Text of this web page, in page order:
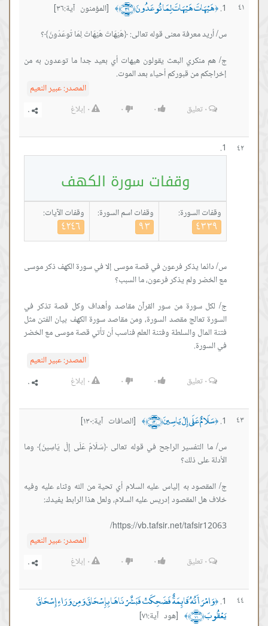
٤١ ﴿هَيْهَاتَ هَيْهَاتَ لِمَا تُوعَدُونَ ﴿٣٦﴾ ﴾
[المؤمنون آية:٣٦]
ج/ هم منكري البعث يقولون هيهات أي بعيد جدا ما توعدون به من
إخراجكم من قبوركم أحياء بعد الموت.
المصدر:عبير النعيم
٠تعليق ٠ ٠ ٠ إبلاغ
٤٢
وقفات سورة الكهف
وقفات السورة:
٤٣٣٩
وقفات اسم السورة:
٩٣
وقفات الآيات:
٤٢٤٦
س/ دائما يذكر فرعون في قصة موسى إلا في سورة الكهف ذكر موسى
ج/ لكل سورة من سور القرآن مقاصد وأهداف وكل قصة تذكر في
السورة تعالج مقصد السورة، ومن مقاصد سورة الكهف بيان الفتن مثل
فتنة المال والسلطة وفتنة العلم فناسب أن تأتي قصة موسى مع الخضر
في السورة.
المصدر:عبير النعيم
٠تعليق ٠ ٠ ٠ إبلاغ
٤٣ ﴿سَلَامٌ عَلَى إِلْ يَاسِينَ ﴿١٣٠﴾ ﴾
[الصافات آية:١٣٠]
س/ ما التفسير الراجح في قوله تعالى ﴿سَلَامٌ عَلَى إِلْ يَاسِينَ﴾ وما
ج/ المقصود به إلياس عليه السلام أي تحية من الله وثناء عليه وفيه
https://vb.tafsir.net/tafsir12063/
المصدر:عبير النعيم
٠تعليق ٠ ٠ ٠ إبلاغ
٤٤ ﴿وَامْرَأَتُهُ قَائِمَةٌ فَضَحِكَتْ فَبَشَّرْنَاهَا بِإِسْحَاقَ وَمِن وَرَاءِ إِسْحَاقَ
يَعْقُوبَ ﴿٧١﴾ ﴾
[هود آية:٧١]